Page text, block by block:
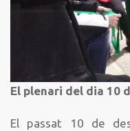
El plenari del dia 10
El passat 10 de